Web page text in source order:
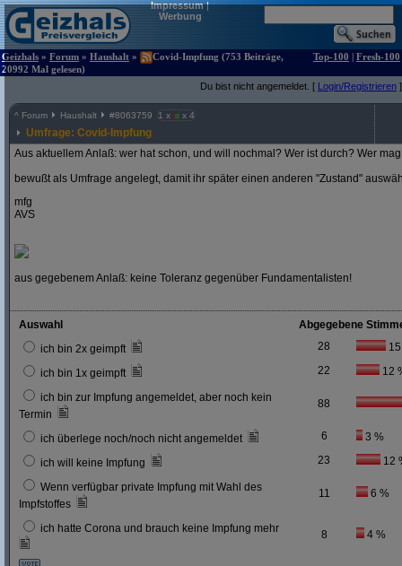
Impressum|
Werbung
Geizhals » Forum » Haushalt »
Covid-Impfung (753 Beiträge,
20992 Mal gelesen)
Top-100 | Fresh-100
Du bist nicht angemeldet. [ Login/Registrieren ]
^ Forum Haushalt #8063759 1 x x 4
Umfrage: Covid-Impfung
Aus aktuellem Anlaß: wer hat schon, und will nochmal? Wer ist durch? Wer
bewußt als Umfrage angelegt, damit ihr später einen anderen "Zustand"
mfg
AVS
aus gegebenem Anlaß: keine Toleranz gegenüber Fundamentalisten!
Auswahl
Abgegebene
ich bin 2x geimpft
28 15
ich bin 1x geimpft 22 12
ich bin zur Impfung angemeldet, aber noch kein
Termin
88
ich überlege noch/noch nicht angemeldet 6 3 %
ich will keine Impfung 23 12
Wenn verfügbar private Impfung mit Wahl des
Impfstoffes
11 6 %
ich hatte Corona und brauch keine Impfung mehr 8 4 %